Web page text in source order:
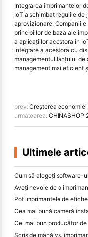
Integrarea imprimantelor
IoT a schimbat regulile de
aprovizionare.
principiilor de bază ale
a aplicațiilor acestora în
integrare a acestora cu
managementul lanțului de
management mai eficient
prev: Creșterea economiei gig și a
următoarea: CHINASHOP
Ultimele